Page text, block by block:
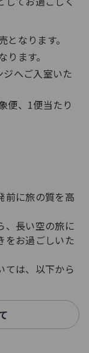
なります。​
ます。
へご入室いた
便、1便当たり
前に旅の質を高
、長い空の旅に
をお過ごしいた
ては、以下から